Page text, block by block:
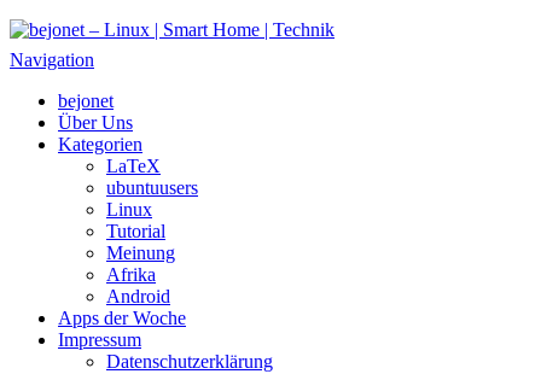
bejonet – Linux | Smart Home | Technik
Das Blog über Technik, Linux und Smart Home
Navigation
bejonet
Über Uns
Kategorien
LaTeX
ubuntuusers
Linux
Tutorial
Meinung
Afrika
Android
Apps der Woche
Impressum
Datenschutzerklärung